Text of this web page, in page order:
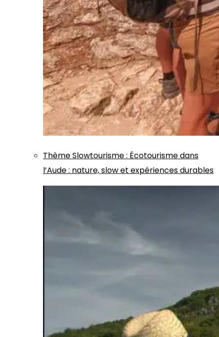
ThèmeSlowtourisme: Écotourisme dans
l’Aude : nature, slow et expériences durables